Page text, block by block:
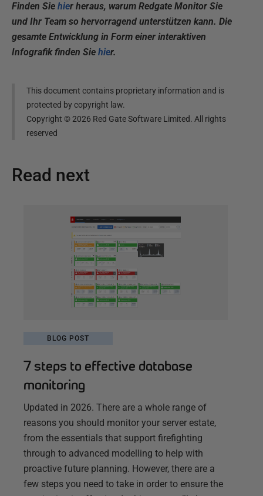
Finden Sie hier heraus, warum Redgate Monitor Sie
und Ihr Team so hervorragend unterstützen kann. Die
gesamte Entwicklung in Form einer interaktiven
Infografik finden Sie hier.
This document contains proprietary information and is
protected by copyright law.
Copyright ©2026 Red Gate Software Limited. All rights
reserved
Read next
BLOG POST
7 steps to effective database
monitoring
Updated in 2026. There are a whole range of
reasons you should monitor your server estate,
from the essentials that support firefighting
through to advanced modelling to help with
proactive future planning. However, there are a
few steps you need to take in order to ensure the